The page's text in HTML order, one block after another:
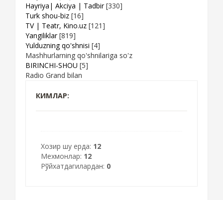
Hayriya| Akciya | Tadbir [330]
Turk shou-biz [16]
TV | Teatr, Kino.uz [121]
Yangiliklar [819]
Yulduzning qo'shnisi [4]
Mashhurlarning qo'shnilariga so'z
BIRINCHI-SHOU [5]
Radio Grand bilan
КИМЛАР:
Хозир шу ерда: 12
Мехмонлар: 12
Рўйхатдагилардан: 0